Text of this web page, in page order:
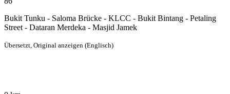
Bukit Tunku - Saloma Brücke - KLCC - Bukit Bintang - Petaling
Street - Dataran Merdeka - Masjid Jamek
Übersetzt, Original anzeigen (Englisch)